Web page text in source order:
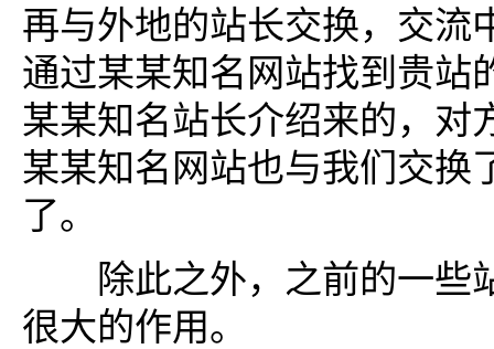
再与外地的站长交换，交流
通过某某知名网站找到贵站
某某知名站长介绍来的，对
某某知名网站也与我们交换
了。
除此之外，之前的一些
很大的作用。